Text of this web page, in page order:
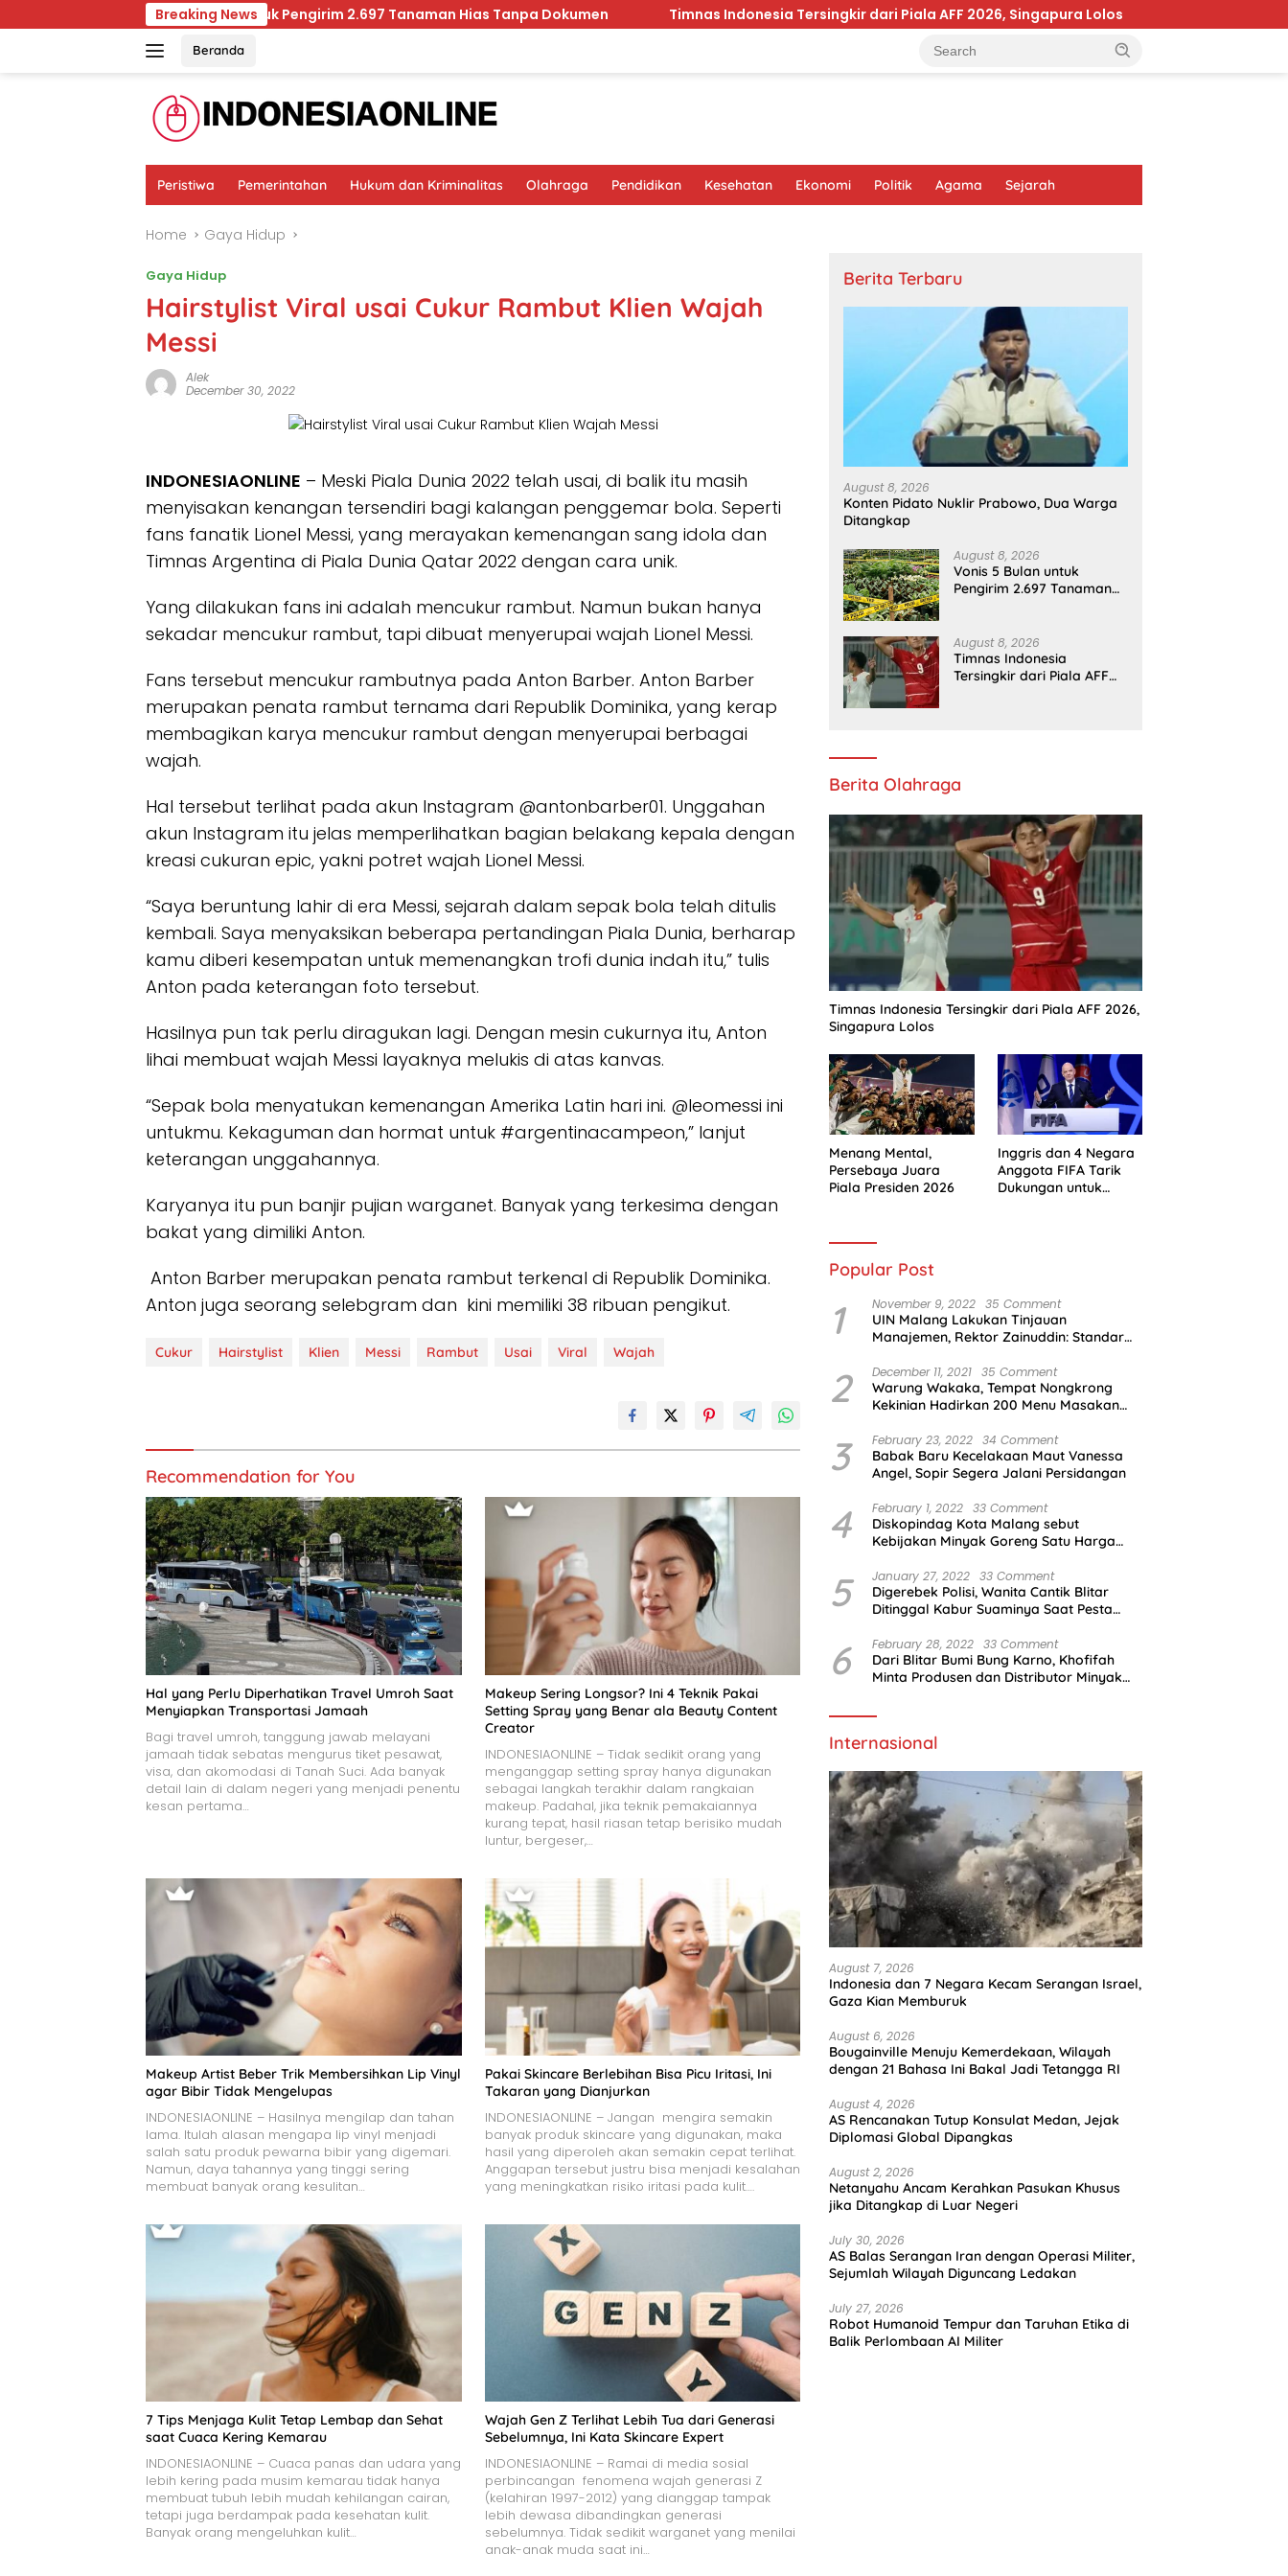
to
Breaking News
Vonis 5 Bulan untuk Pengirim 2.697 Tanaman Hias Tanpa Dokumen Timnas Indonesia Tersingkir dari Piala AFF 2026, Singapura Lolos HMI Samarinda Gelar
Beranda
Peristiwa Pemerintahan Hukum dan Kriminalitas Olahraga Pendidikan Kesehatan Ekonomi Politik Agama Sejarah
Home Gaya Hidup
Gaya Hidup
Hairstylist Viral usai Cukur Rambut Klien Wajah
Messi
Alek
December 30, 2022
INDONESIAONLINE – Meski Piala Dunia 2022 telah usai, di balik itu masih
menyisakan kenangan tersendiri bagi kalangan penggemar bola. Seperti
fans fanatik Lionel Messi, yang merayakan kemenangan sang idola dan
Timnas Argentina di Piala Dunia Qatar 2022 dengan cara unik.
Yang dilakukan fans ini adalah mencukur rambut. Namun bukan hanya
sekadar mencukur rambut, tapi dibuat menyerupai wajah Lionel Messi.
Fans tersebut mencukur rambutnya pada Anton Barber. Anton Barber
merupakan penata rambut ternama dari Republik Dominika, yang kerap
membagikan karya mencukur rambut dengan menyerupai berbagai
wajah.
Hal tersebut terlihat pada akun Instagram @antonbarber01. Unggahan
akun Instagram itu jelas memperlihatkan bagian belakang kepala dengan
kreasi cukuran epic, yakni potret wajah Lionel Messi.
“Saya beruntung lahir di era Messi, sejarah dalam sepak bola telah ditulis
kembali. Saya menyaksikan beberapa pertandingan Piala Dunia, berharap
kamu diberi kesempatan untuk memenangkan trofi dunia indah itu,” tulis
Anton pada keterangan foto tersebut.
Hasilnya pun tak perlu diragukan lagi. Dengan mesin cukurnya itu, Anton
lihai membuat wajah Messi layaknya melukis di atas kanvas.
“Sepak bola menyatukan kemenangan Amerika Latin hari ini. @leomessi ini
untukmu. Kekaguman dan hormat untuk #argentinacampeon,” lanjut
keterangan unggahannya.
Karyanya itu pun banjir pujian warganet. Banyak yang terkesima dengan
bakat yang dimiliki Anton.
Anton Barber merupakan penata rambut terkenal di Republik Dominika.
Anton juga seorang selebgram dan kini memiliki 38 ribuan pengikut.
Cukur Hairstylist Klien Messi Rambut Usai Viral Wajah
Recommendation for You
Hal yang Perlu Diperhatikan Travel Umroh Saat
Menyiapkan Transportasi Jamaah
Bagi travel umroh, tanggung jawab melayani
jamaah tidak sebatas mengurus tiket pesawat,
visa, dan akomodasi di Tanah Suci. Ada banyak
detail lain di dalam negeri yang menjadi penentu
kesan pertama…
Makeup Sering Longsor? Ini 4 Teknik Pakai
Setting Spray yang Benar ala Beauty Content
Creator
INDONESIAONLINE – Tidak sedikit orang yang
menganggap setting spray hanya digunakan
sebagai langkah terakhir dalam rangkaian
makeup. Padahal, jika teknik pemakaiannya
kurang tepat, hasil riasan tetap berisiko mudah
luntur, bergeser,…
Makeup Artist Beber Trik Membersihkan Lip Vinyl
agar Bibir Tidak Mengelupas
INDONESIAONLINE – Hasilnya mengilap dan tahan
lama. Itulah alasan mengapa lip vinyl menjadi
salah satu produk pewarna bibir yang digemari.
Namun, daya tahannya yang tinggi sering
membuat banyak orang kesulitan…
Pakai Skincare Berlebihan Bisa Picu Iritasi, Ini
Takaran yang Dianjurkan
INDONESIAONLINE – Jangan mengira semakin
banyak produk skincare yang digunakan, maka
hasil yang diperoleh akan semakin cepat terlihat.
Anggapan tersebut justru bisa menjadi kesalahan
yang meningkatkan risiko iritasi pada kulit….
7 Tips Menjaga Kulit Tetap Lembap dan Sehat
saat Cuaca Kering Kemarau
INDONESIAONLINE – Cuaca panas dan udara yang
lebih kering pada musim kemarau tidak hanya
membuat tubuh lebih mudah kehilangan cairan,
tetapi juga berdampak pada kesehatan kulit.
Banyak orang mengeluhkan kulit…
Wajah Gen Z Terlihat Lebih Tua dari Generasi
Sebelumnya, Ini Kata Skincare Expert
INDONESIAONLINE – Ramai di media sosial
perbincangan fenomena wajah generasi Z
(kelahiran 1997-2012) yang dianggap tampak
lebih dewasa dibandingkan generasi
sebelumnya. Tidak sedikit warganet yang menilai
anak-anak muda saat ini…
Berita Terbaru
August 8, 2026
Konten Pidato Nuklir Prabowo, Dua Warga
Ditangkap
August 8, 2026
Vonis 5 Bulan untuk
Pengirim 2.697 Tanaman
August 8, 2026
Timnas Indonesia
Tersingkir dari Piala AFF
Berita Olahraga
Timnas Indonesia Tersingkir dari Piala AFF 2026,
Singapura Lolos
Menang Mental,
Persebaya Juara
Piala Presiden 2026
Inggris dan 4 Negara
Anggota FIFA Tarik
Dukungan untuk
Popular Post
1 November 9, 2022 35 Comment
UIN Malang Lakukan Tinjauan
Manajemen, Rektor Zainuddin: Standar
2 December 11, 2021 35 Comment
Warung Wakaka, Tempat Nongkrong
Kekinian Hadirkan 200 Menu Masakan
3 February 23, 2022 34 Comment
Babak Baru Kecelakaan Maut Vanessa
Angel, Sopir Segera Jalani Persidangan
4 February 1, 2022 33 Comment
Diskopindag Kota Malang sebut
Kebijakan Minyak Goreng Satu Harga
5 January 27, 2022 33 Comment
Digerebek Polisi, Wanita Cantik Blitar
Ditinggal Kabur Suaminya Saat Pesta
6 February 28, 2022 33 Comment
Dari Blitar Bumi Bung Karno, Khofifah
Minta Produsen dan Distributor Minyak
Internasional
August 7, 2026
Indonesia dan 7 Negara Kecam Serangan Israel,
Gaza Kian Memburuk
August 6, 2026
Bougainville Menuju Kemerdekaan, Wilayah
dengan 21 Bahasa Ini Bakal Jadi Tetangga RI
August 4, 2026
AS Rencanakan Tutup Konsulat Medan, Jejak
Diplomasi Global Dipangkas
August 2, 2026
Netanyahu Ancam Kerahkan Pasukan Khusus
jika Ditangkap di Luar Negeri
July 30, 2026
AS Balas Serangan Iran dengan Operasi Militer,
Sejumlah Wilayah Diguncang Ledakan
July 27, 2026
Robot Humanoid Tempur dan Taruhan Etika di
Balik Perlombaan AI Militer